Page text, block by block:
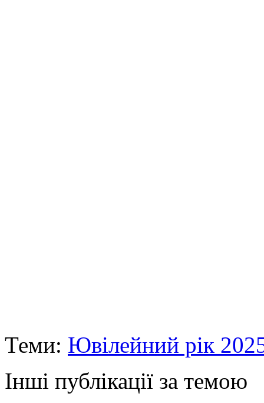
Теми: Ювілейний рік
Інші публікації за темою